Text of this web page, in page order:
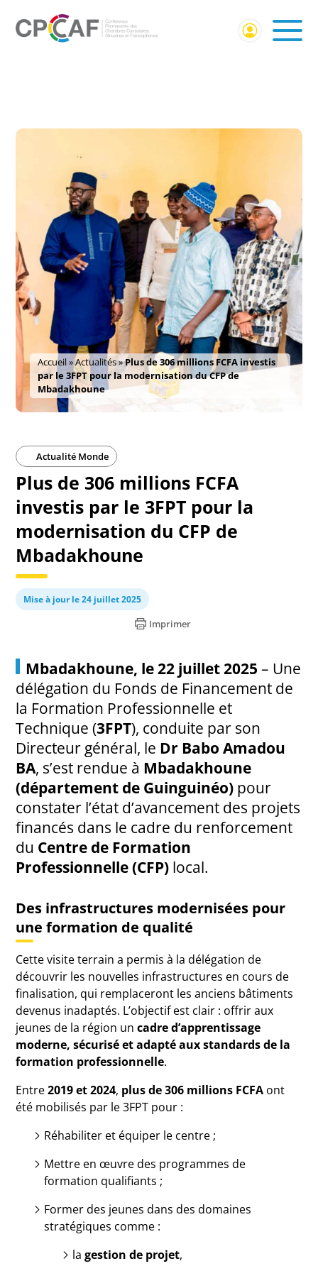
Accueil»Actualités»Plus de 306 millions FCFA investis
par le 3FPT pour la modernisation du CFP de
Mbadakhoune
Actualité Monde
Plus de 306 millions FCFA
investis par le 3FPT pour la
modernisation du CFP de
Mbadakhoune
Mise à jour le 24 juillet 2025
Imprimer
Mbadakhoune, le 22 juillet 2025 – Une
délégation du Fonds de Financement de
la Formation Professionnelle et
Technique (3FPT), conduite par son
Directeur général, le Dr Babo Amadou
BA, s’est rendue à Mbadakhoune
(département de Guinguinéo) pour
constater l’état d’avancement des projets
financés dans le cadre du renforcement
du Centre de Formation
Professionnelle (CFP) local.
Des infrastructures modernisées pour
une formation de qualité
Cette visite terrain a permis à la délégation de
découvrir les nouvelles infrastructures en cours de
finalisation, qui remplaceront les anciens bâtiments
devenus inadaptés. L’objectif est clair : offrir aux
jeunes de la région uncadre d’apprentissage
moderne, sécurisé et adapté aux standards de la
formation professionnelle.
Entre2019 et 2024, plus de 306 millions FCFA ont
été mobilisés par le 3FPT pour :
Réhabiliter et équiper le centre ;
Mettre en œuvre des programmes de
formation qualifiants ;
Former des jeunes dans des domaines
stratégiques comme :
lagestion de projet,